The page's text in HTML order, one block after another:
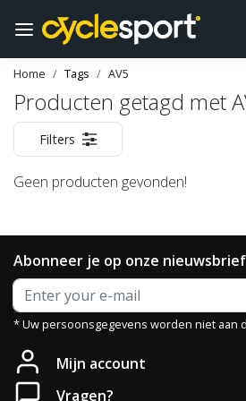
Home Tags AV5
Producten getagd met
Filters
Geen producten gevonden!
Abonneer je op onze nieuwsbrief
* Uw persoonsgegevens worden niet aan
Mijn account
Vragen?